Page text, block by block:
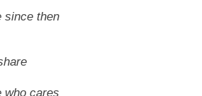
since then
who cares